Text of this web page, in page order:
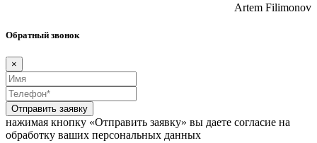
Artem Filimonov
Обратный звонок
×
Отправить заявку
нажимая кнопку «Отправить заявку» вы даете согласие на
обработку ваших персональных данных